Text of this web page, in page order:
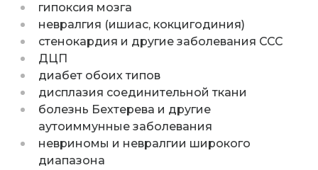
гипоксия мозга
невралгия (ишиас, кокцигодиния)
стенокардия и другие заболевания ССС
ДЦП
диабет обоих типов
дисплазия соединительной ткани
болезнь Бехтерева и другие
аутоиммунные заболевания
невриномы и невралгии широкого
диапазона